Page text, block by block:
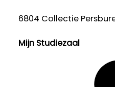
6804 Collectie
Mijn Studiezaal